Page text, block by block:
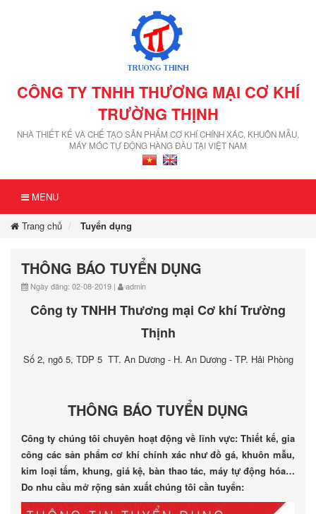
CÔNG TY TNHH THƯƠNG MẠI CƠ KHÍ
TRƯỜNG THỊNH
NHÀ THIẾT KẾ VÀ CHẾ TẠO SẢN PHẨM CƠ KHÍ CHÍNH XÁC, KHUÔN MẪU,
MÁY MÓC TỰ ĐỘNG HÀNG ĐẦU TẠI VIỆT NAM
MENU
Trang chủ Tuyển dụng
THÔNG BÁO TUYỂN DỤNG
Ngày đăng: 02-08-2019 | admin
Công ty TNHH Thương mại Cơ khí Trường
Thịnh
Số 2, ngõ 5, TDP 5 TT. An Dương - H. An Dương - TP. Hải Phòng
THÔNG BÁO TUYỂN DỤNG
Công ty chúng tôi chuyên hoạt động về lĩnh vực: Thiết kế, gia
công các sản phẩm cơ khí chính xác như đồ gá, khuôn mẫu,
kim loại tấm, khung, giá kệ, bàn thao tác, máy tự động hóa…
Do nhu cầu mở rộng sản xuất chúng tôi cần tuyển: